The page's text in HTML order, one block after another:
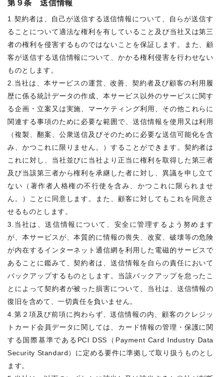
第９条 送信情報
1.契約者は、自己が送信する送信情報について、自らが送信す
ることについて適法な権利を有していること及び当社又は第三
者の権利を侵害するものではないことを保証します。また、顧
客が送信する送信情報について、かかる権利侵害を行わせない
ものとします。
2.当社は、本サービスの運営、改善、契約者及び顧客の利用履
歴に係る統計データの作成、本サービス以外のサービスに関す
る企画・立案又は実施、マーケティング利用、その他これらに
関連する事項のために必要な範囲で、送信情報を使用又は利用
（複製、翻案、公衆送信及びそのために必要な送信可能化を含
み、かつこれに限りません。）することができます。契約者は
これに対し、当社並びに当社より正当に権利を取得した第三者
及び当該第三者から権利を承継した者に対し、異議を申し立て
ない（著作者人格権の不行使を含み、かつこれに限られませ
ん。）ことに同意します。また、顧客に対してもこれを同意さ
せるものとします。
3.当社は、送信情報について、安全に管理するよう努めます
が、本サービスが、本質的に情報の喪失、改変、破壊等の危険
が内在するインターネット通信網を利用した電磁的サービスで
あることに鑑みて、契約者は、送信情報を自らの責任において
バックアップするものとします。当該バックアップを怠ったこ
とによって契約者が被った損害について、当社は、送信情報の
復旧を含めて、一切責任を負いません。
4.第２項及び前項に拘わらず、送信情報の内、顧客のクレジッ
トカード会員データに関しては、カード情報の管理・保護に関
する国際基準であるPCI DSS（Payment Card Industry Data
Security Standard）に定める要件に準拠して取り扱うものとし
ます。